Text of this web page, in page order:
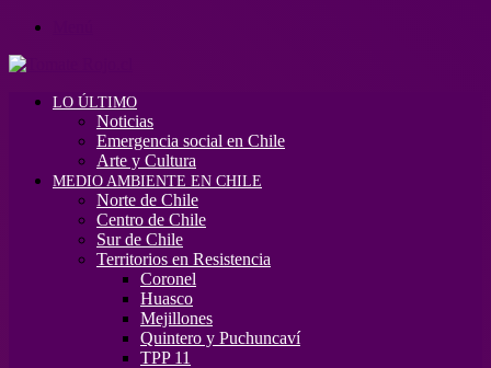
LO ÚLTIMO
Noticias
Emergencia social en Chile
Arte y Cultura
MEDIO AMBIENTE EN CHILE
Norte de Chile
Centro de Chile
Sur de Chile
Territorios en Resistencia
Coronel
Huasco
Mejillones
Quintero y Puchuncaví
TPP 11